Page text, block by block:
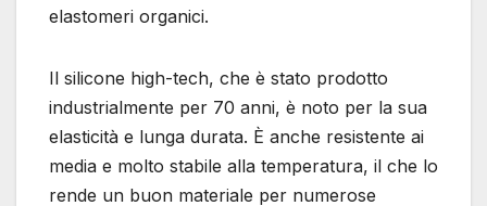
elastomeri organici.
Il silicone high-tech, che è stato prodotto
industrialmente per 70 anni, è noto per la sua
elasticità e lunga durata. È anche resistente ai
media e molto stabile alla temperatura, il che lo
rende un buon materiale per numerose